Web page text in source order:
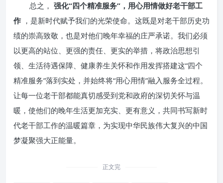
总之， 强化“四个精准服务”，用心用情做好老干部工
作 ，是新时代赋予我们的光荣使命。这既是对老干部历史功
绩的崇高致敬，也是对他们晚年幸福的庄严承诺。我们必须
以更高的站位、更强的责任、更实的举措，将政治思想引
领、生活待遇保障、健康养生关怀和作用发挥搭建这“四个
精准服务”落到实处，并始终将“用心用情”融入服务全过程。
让每一位老干部都能真切感受到党和政府的深切关怀与温
暖，使他们的晚年生活更加充实、更有意义，共同书写新时
代老干部工作的温暖篇章，为实现中华民族伟大复兴的中国
梦凝聚强大正能量。
正文完